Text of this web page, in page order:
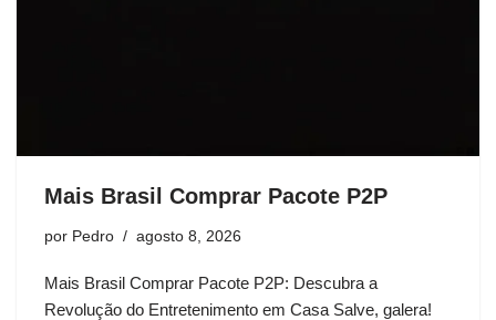
Mais Brasil Comprar Pacote P2P
por Pedro agosto 8, 2026
Mais Brasil Comprar Pacote P2P: Descubra a
Revolução do Entretenimento em Casa Salve, galera!